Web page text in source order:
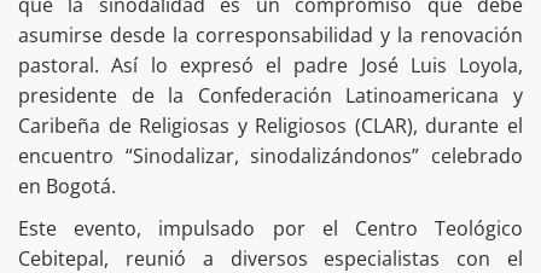
asumirse desde la corresponsabilidad y la renovación
pastoral. Así lo expresó el padre José Luis Loyola,
presidente de la Confederación Latinoamericana y
Caribeña de Religiosas y Religiosos (CLAR), durante el
encuentro “Sinodalizar, sinodalizándonos” celebrado
en Bogotá.
Este evento, impulsado por el Centro Teológico
Cebitepal, reunió a diversos especialistas con el